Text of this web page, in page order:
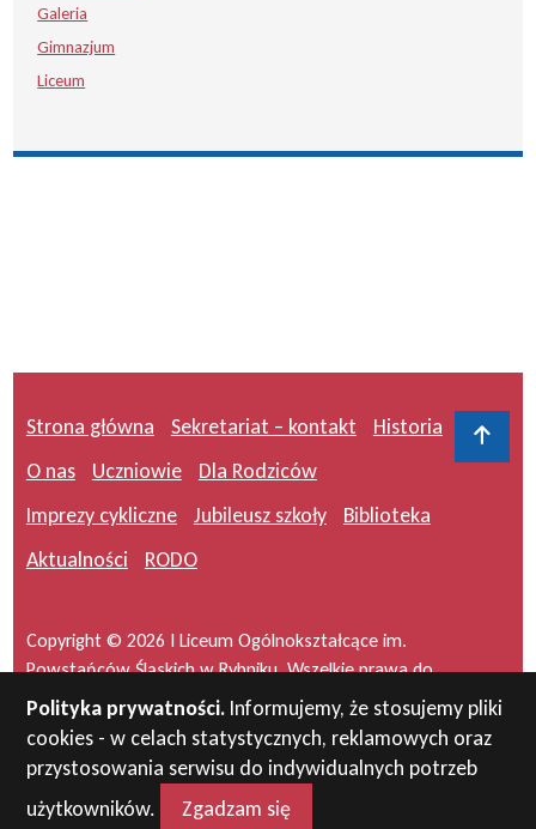
Galeria
Gimnazjum
Liceum
Polityka prywatności. Informujemy, że stosujemy pliki
cookies - w celach statystycznych, reklamowych oraz
przystosowania serwisu do indywidualnych potrzeb
użytkowników.
Zgadzam się
Strona główna Sekretariat – kontakt
Historia
O nas
Uczniowie
Dla Rodziców
Imprezy cykliczne
Jubileusz szkoły
Biblioteka
Aktualności
RODO
Copyright © 2026 I Liceum Ogólnokształcące im.
Powstańców Śląskich w Rybniku. Wszelkie prawa do
serwisu zastrzeżone.
Projekt i wykonanie: masideas.pl
Do